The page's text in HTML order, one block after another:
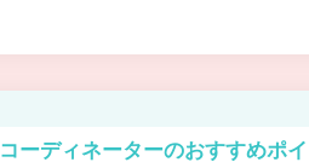
コーディネーターのおすすめポ